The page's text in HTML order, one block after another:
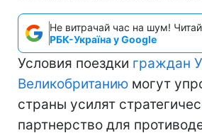
Не витрачай час на шум! Читай
РБК-Україна у Google
Условия поездки граждан
Великобританию могут
страны усилят
партнерство для